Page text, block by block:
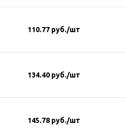
110.77 руб./шт
134.40 руб./шт
145.78 руб./шт